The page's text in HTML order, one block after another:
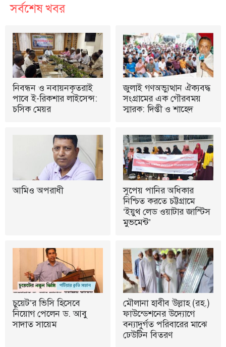
সর্বশেষ খবর
নিবন্ধন ও নবায়নকৃতরাই
পাবে ই-রিকশার লাইসেন্স:
চসিক মেয়র
জুলাই গণঅভ্যুত্থান ঐক্যবদ্ধ
সংগ্রামের এক গৌরবময়
স্মারক: দিপ্তী ও শাহেদ
আমিও অপরাধী
সুপেয় পানির অধিকার
নিশ্চিত করতে চট্টগ্রামে
‘ইয়ুথ লেড ওয়াটার জাস্টিস
মুভমেন্ট’
চুয়েট’র ভিসি হিসেবে
নিয়োগ পেলেন ড. আবু
সাদাত সায়েম
মৌলানা হাবীব উল্লাহ (রহ.)
ফাউন্ডেশনের উদ্যোগে
বন্যাদুর্গত পরিবারের মাঝে
ঢেউটিন বিতরণ